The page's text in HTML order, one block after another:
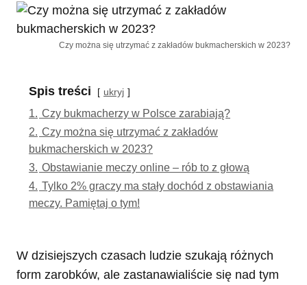
Czy można się utrzymać z zakładów bukmacherskich w 2023?
Spis treści ukryj
1. Czy bukmacherzy w Polsce zarabiają?
2. Czy można się utrzymać z zakładów
bukmacherskich w 2023?
3. Obstawianie meczy online – rób to z głową
4. Tylko 2% graczy ma stały dochód z obstawiania
meczy. Pamiętaj o tym!
W dzisiejszych czasach ludzie szukają różnych
form zarobków, ale zastanawialiście się nad tym